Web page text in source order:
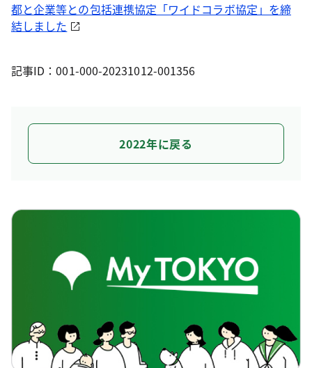
都と企業等との包括連携協定「ワイドコラボ協定」を締
結しました
記事ID：001-000-20231012-001356
2022年に戻る